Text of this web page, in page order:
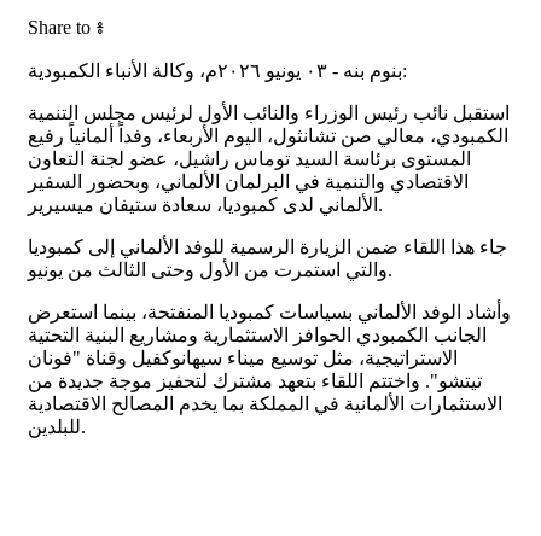
Share to ៖​
بنوم بنه - ٠٣ يونيو ٢٠٢٦م، وكالة الأنباء الكمبودية:
استقبل نائب رئيس الوزراء والنائب الأول لرئيس مجلس التنمية
الكمبودي، معالي صن تشانثول، اليوم الأربعاء، وفداً ألمانياً رفيع
المستوى برئاسة السيد توماس راشيل، عضو لجنة التعاون
الاقتصادي والتنمية في البرلمان الألماني، وبحضور السفير
الألماني لدى كمبوديا، سعادة ستيفان ميسيرير.
جاء هذا اللقاء ضمن الزيارة الرسمية للوفد الألماني إلى كمبوديا
والتي استمرت من الأول وحتى الثالث من يونيو.
وأشاد الوفد الألماني بسياسات كمبوديا المنفتحة، بينما استعرض
الجانب الكمبودي الحوافز الاستثمارية ومشاريع البنية التحتية
الاستراتيجية، مثل توسيع ميناء سيهانوكفيل وقناة "فونان
تيتشو". واختتم اللقاء بتعهد مشترك لتحفيز موجة جديدة من
الاستثمارات الألمانية في المملكة بما يخدم المصالح الاقتصادية
للبلدين.